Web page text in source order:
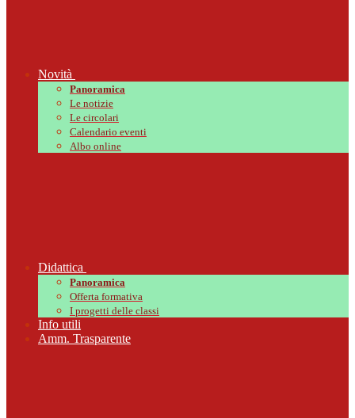
Novità
Panoramica
Le notizie
Le circolari
Calendario eventi
Albo online
Didattica
Panoramica
Offerta formativa
I progetti delle classi
Info utili
Amm. Trasparente